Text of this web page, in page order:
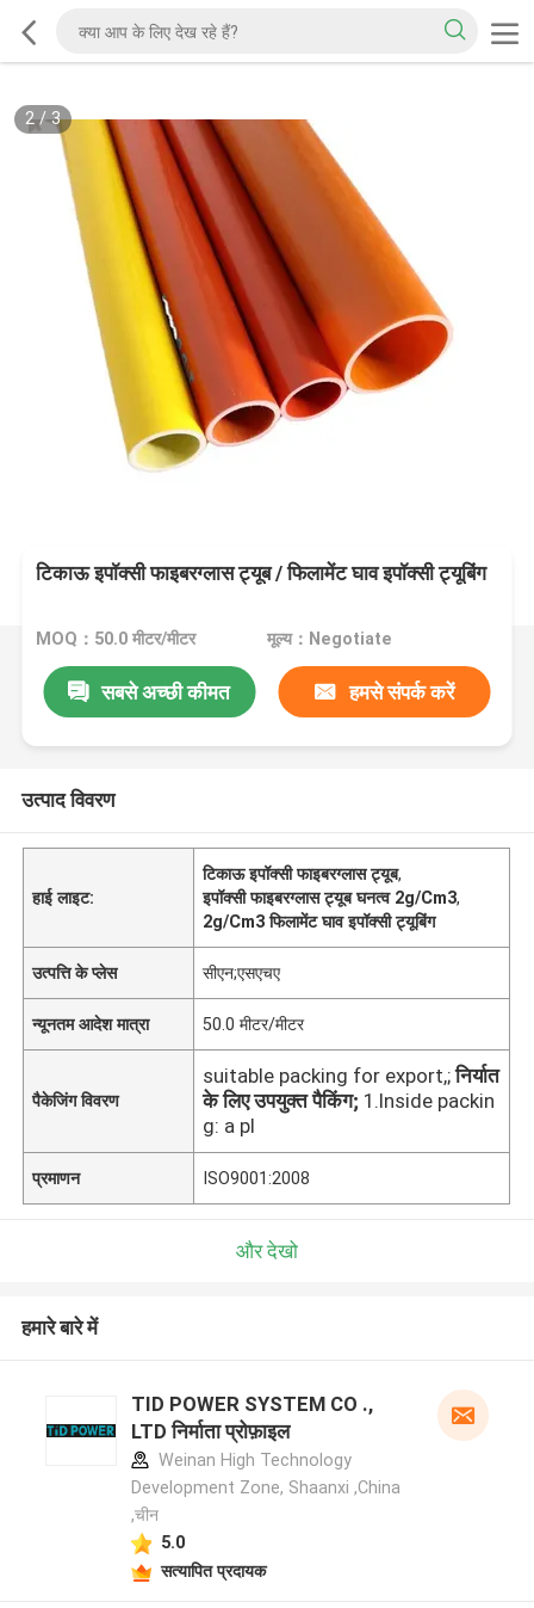
2/3
टिकाऊ इपॉक्सी फाइबरग्लास ट्यूब / फिलामेंट घाव इपॉक्सी ट्यूबिंग
MOQ：50.0 मीटर/मीटर मूल्य：Negotiate
सबसे अच्छी कीमत हमसे संपर्क करें
उत्पाद विवरण
हाई लाइट:
टिकाऊ इपॉक्सी फाइबरग्लास ट्यूब,
इपॉक्सी फाइबरग्लास ट्यूब घनत्व 2g/Cm3,
2g/Cm3 फिलामेंट घाव इपॉक्सी ट्यूबिंग
उत्पत्ति के प्लेस सीएन;एसएचए
न्यूनतम आदेश मात्रा 50.0 मीटर/मीटर
पैकेजिंग विवरण
suitable packing for export,; निर्यात
के लिए उपयुक्त पैकिंग; 1.Inside packin
g: a pl
प्रमाणन ISO9001:2008
और देखो
हमारे बारे में
TID POWER SYSTEM CO .,
LTD निर्माता प्रोफ़ाइल
Weinan High Technology
Development Zone, Shaanxi ,China
,चीन
5.0
सत्यापित प्रदायक